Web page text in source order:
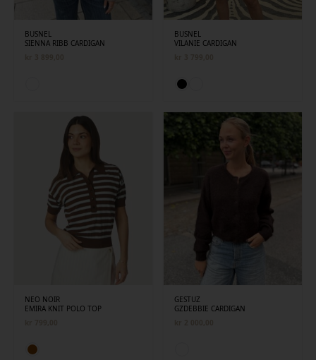
BUSNEL
SIENNA RIBB CARDIGAN
BUSNEL
VILANIE CARDIGAN
NEO NOIR
EMIRA KNIT POLO TOP
GESTUZ
GZDEBBIE CARDIGAN